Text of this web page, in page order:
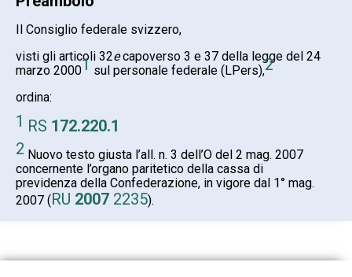
Il Consiglio federale svizzero,
visti gli articoli 32ecapoverso 3 e 37 della legge del 24
marzo 20001 sul personale federale (LPers),2
ordina:
1 RS 172.220.1
2 Nuovo testo giusta l’all. n. 3 dell’O del 2 mag. 2007
concernente l’organo paritetico della cassa di
previdenza della Confederazione, in vigore dal 1° mag.
2007 (RU 2007 2235).